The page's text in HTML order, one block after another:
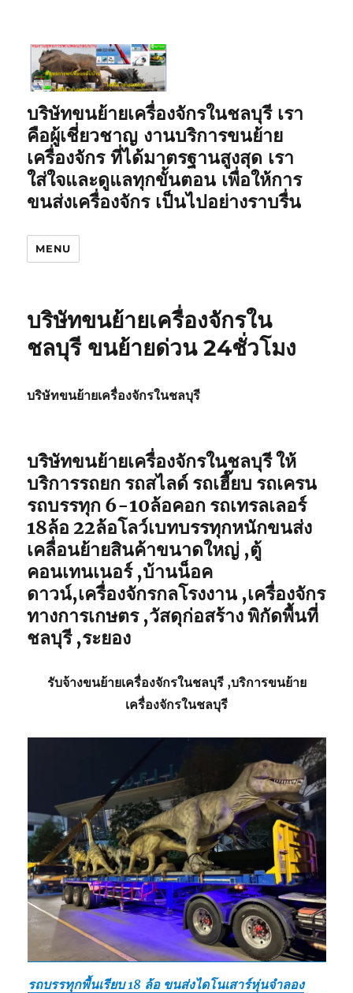
บริษัทขนย้ายเครื่องจักรในชลบุรี เรา
คือผู้เชี่ยวชาญ งานบริการขนย้าย
เครื่องจักร ที่ได้มาตรฐานสูงสุด เรา
ใส่ใจและดูแลทุกขั้นตอน เพื่อให้การ
ขนส่งเครื่องจักร เป็นไปอย่างราบรื่น
MENU
บริษัทขนย้ายเครื่องจักรใน
ชลบุรี ขนย้ายด่วน 24ชั่วโมง
บริษัทขนย้ายเครื่องจักรในชลบุรี
บริษัทขนย้ายเครื่องจักรในชลบุรี ให้
บริการรถยก รถสไลด์ รถเฮี๊ยบ รถเครน
รถบรรทุก 6-10ล้อคอก รถเทรลเลอร์
18ล้อ 22ล้อโลว์เบทบรรทุกหนักขนส่ง
เคลื่อนย้ายสินค้าขนาดใหญ่ ,ตู้
คอนเทนเนอร์ ,บ้านน็อค
ดาวน์,เครื่องจักรกลโรงงาน ,เครื่องจักร
ทางการเกษตร ,วัสดุก่อสร้าง พิกัดพื้นที่
ชลบุรี ,ระยอง
รับจ้างขนย้ายเครื่องจักรในชลบุรี,บริการขนย้าย
เครื่องจักรในชลบุรี
รถบรรทุกพื้นเรียบ 18 ล้อ ขนส่งไดโนเสาร์หุ่นจำลอง